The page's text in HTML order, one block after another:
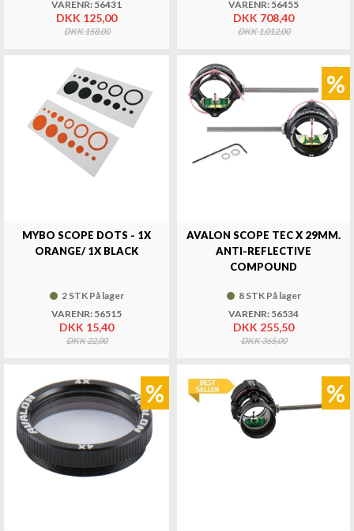
VARENR: 56431
DKK 125,00
DKK 158,00
VARENR: 56455
DKK 708,40
DKK 1.012,00
MYBO SCOPE DOTS - 1X
ORANGE/ 1X BLACK
2 STK På lager
VARENR: 56515
DKK 15,40
DKK 22,00
AVALON SCOPE TEC X 29MM.
ANTI-REFLECTIVE
COMPOUND
8 STK På lager
VARENR: 56534
DKK 255,50
DKK 365,00
%
% %